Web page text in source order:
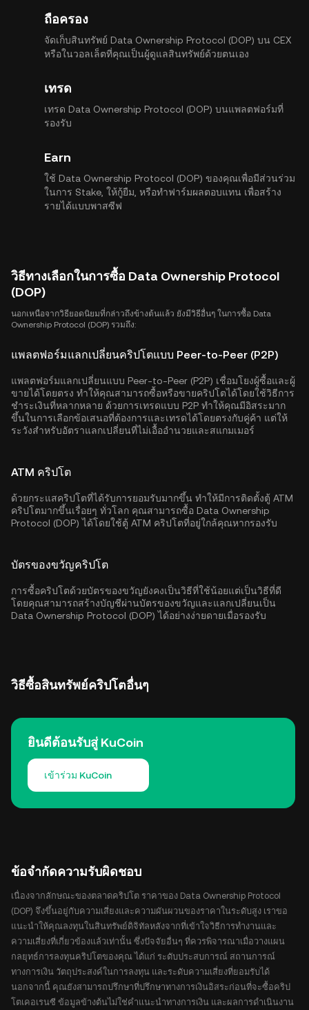
ถือครอง
จัดเก็บสินทรัพย์ Data Ownership Protocol (DOP) บน CEX
หรือในวอลเล็ตที่คุณเป็นผู้ดูแลสินทรัพย์ด้วยตนเอง
เทรด
เทรด Data Ownership Protocol (DOP) บนแพลตฟอร์มที่
รองรับ
Earn
ใช้ Data Ownership Protocol (DOP) ของคุณเพื่อมีส่วนร่วม
ในการ Stake, ให้กู้ยืม, หรือทำฟาร์มผลตอบแทน เพื่อสร้าง
รายได้แบบพาสซีฟ
วิธีทางเลือกในการซื้อ Data Ownership Protocol
(DOP)
นอกเหนือจากวิธียอดนิยมที่กล่าวถึงข้างต้นแล้ว ยังมีวิธีอื่นๆ ในการซื้อ Data
Ownership Protocol (DOP) รวมถึง:
แพลตฟอร์มแลกเปลี่ยนคริปโตแบบ Peer-to-Peer (P2P)
แพลตฟอร์มแลกเปลี่ยนแบบ Peer-to-Peer (P2P) เชื่อมโยงผู้ซื้อและผู้
ขายได้โดยตรง ทำให้คุณสามารถซื้อหรือขายคริปโตได้โดยใช้วิธีการ
ชำระเงินที่หลากหลาย ด้วยการเทรดแบบ P2P ทำให้คุณมีอิสระมาก
ขึ้นในการเลือกข้อเสนอที่ต้องการและเทรดได้โดยตรงกับคู่ค้า แต่ให้
ระวังสำหรับอัตราแลกเปลี่ยนที่ไม่เอื้ออำนวยและสแกมเมอร์
ATM คริปโต
ด้วยกระแสคริปโตที่ได้รับการยอมรับมากขึ้น ทำให้มีการติดตั้งตู้ ATM
คริปโตมากขึ้นเรื่อยๆ ทั่วโลก คุณสามารถซื้อ Data Ownership
Protocol (DOP) ได้โดยใช้ตู้ ATM คริปโตที่อยู่ใกล้คุณหากรองรับ
บัตรของขวัญคริปโต
การซื้อคริปโตด้วยบัตรของขวัญยังคงเป็นวิธีที่ใช้น้อยแต่เป็นวิธีที่ดี
โดยคุณสามารถสร้างบัญชีผ่านบัตรของขวัญและแลกเปลี่ยนเป็น
Data Ownership Protocol (DOP) ได้อย่างง่ายดายเมื่อรองรับ
วิธีซื้อสินทรัพย์คริปโตอื่นๆ
ยินดีต้อนรับสู่ KuCoin
เข้าร่วม KuCoin
ข้อจำกัดความรับผิดชอบ
เนื่องจากลักษณะของตลาดคริปโต ราคาของ Data Ownership Protocol
(DOP) จึงขึ้นอยู่กับความเสี่ยงและความผันผวนของราคาในระดับสูง เราขอ
แนะนำให้คุณลงทุนในสินทรัพย์ดิจิทัลหลังจากที่เข้าใจวิธีการทำงานและ
ความเสี่ยงที่เกี่ยวข้องแล้วเท่านั้น ซึ่งปัจจัยอื่นๆ ที่ควรพิจารณาเมื่อวางแผน
กลยุทธ์การลงทุนคริปโตของคุณ ได้แก่ ระดับประสบการณ์ สถานการณ์
ทางการเงิน วัตถุประสงค์ในการลงทุน และระดับความเสี่ยงที่ยอมรับได้
นอกจากนี้ คุณยังสามารถปรึกษาที่ปรึกษาทางการเงินอิสระก่อนที่จะซื้อคริป
โตเคอเรนซี ข้อมูลข้างต้นไม่ใช่คำแนะนำทางการเงิน และผลการดำเนินงาน